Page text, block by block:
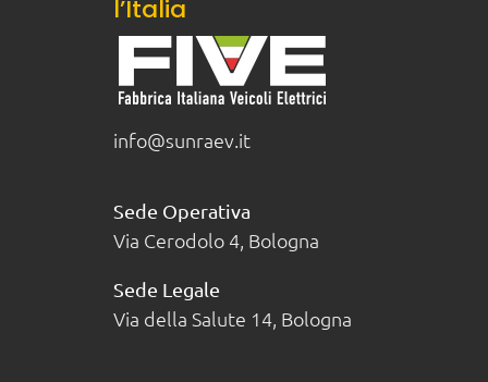
l’Italia
info@sunraev.it
Sede Operativa
Via Cerodolo 4, Bologna
Sede Legale
Via della Salute 14, Bologna